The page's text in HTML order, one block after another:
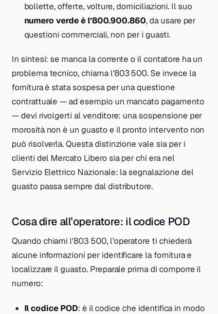
bollette, offerte, volture, domiciliazioni. Il suo
numero verde è l’800.900.860, da usare per
questioni commerciali, non per i guasti.
In sintesi: se manca la corrente o il contatore ha un
problema tecnico, chiama l’803 500. Se invece la
fornitura è stata sospesa per una questione
contrattuale — ad esempio un mancato pagamento
— devi rivolgerti al venditore: una sospensione per
morosità non è un guasto e il pronto intervento non
può risolverla. Questa distinzione vale sia per i
clienti del Mercato Libero sia per chi era nel
Servizio Elettrico Nazionale: la segnalazione del
guasto passa sempre dal distributore.
Cosa dire all’operatore: il codice POD
Quando chiami l’803 500, l’operatore ti chiederà
alcune informazioni per identificare la fornitura e
localizzare il guasto. Preparale prima di comporre il
numero:
Il codice POD: è il codice che identifica in modo